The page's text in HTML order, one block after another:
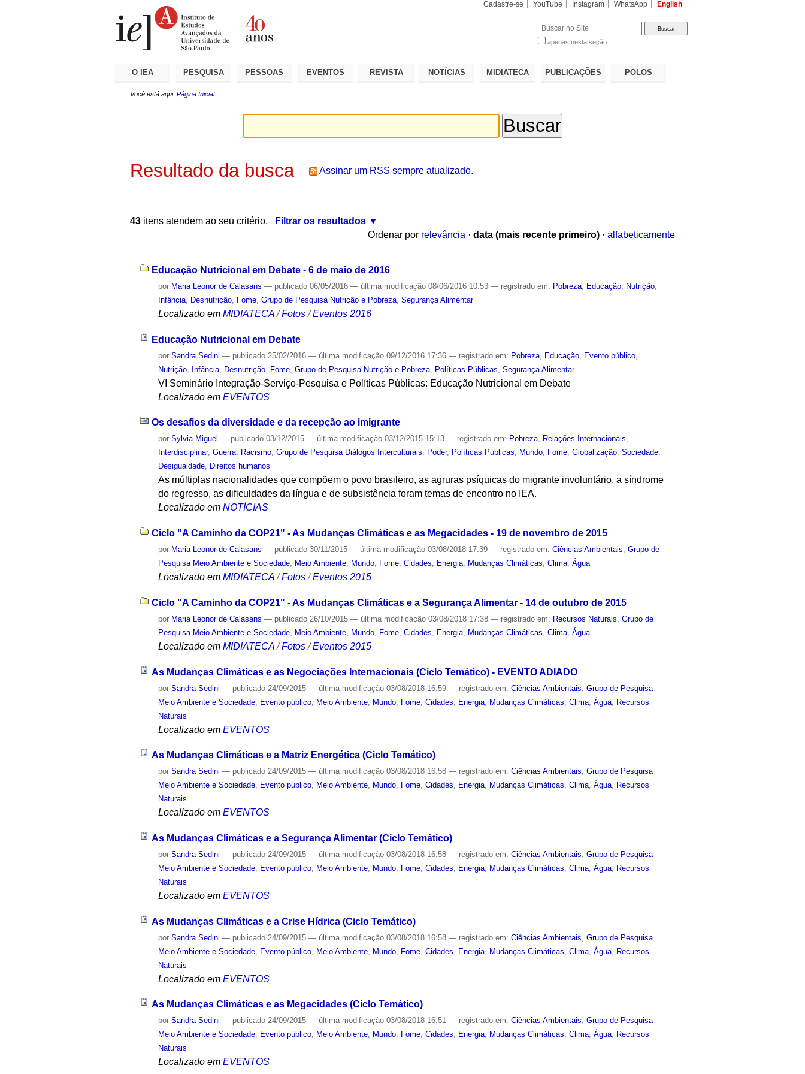
Cadastre-se YouTube Instagram WhatsApp English
apenas nesta seção
O IEA PESQUISA PESSOAS EVENTOS REVISTA NOTÍCIAS MIDIATECA PUBLICAÇÕES POLOS
Você está aqui: Página Inicial
Resultado da busca Assinar um RSS sempre atualizado.
43 itens atendem ao seu critério.
Filtrar os resultados
Ordenar por relevância · data (mais recente primeiro) · alfabeticamente
Educação Nutricional em Debate - 6 de maio de 2016
por Maria Leonor de Calasans — publicado 06/05/2016— última modificação 08/06/2016 10:53— registrado em: Pobreza Educação Nutrição
Infância
Desnutrição Fome ,Grupo de Pesquisa Nutrição e Pobreza ,Segurança Alimentar
Localizado em MIDIATECA /Fotos /Eventos 2016
Educação Nutricional em Debate
porSandra Sedini — publicado 25/02/2016— última modificação 09/12/2016 17:36— registrado em: Pobreza Educação Evento público
Nutrição Infância Desnutrição Fome ,Grupo de Pesquisa Nutrição e Pobreza Políticas Públicas ,Segurança Alimentar
VI Seminário Integração-Serviço-Pesquisa e Políticas Públicas: Educação Nutricional em Debate
Localizado em EVENTOS
Os desafios da diversidade e da recepção ao imigrante
porSylvia Miguel — publicado 03/12/2015— última modificação 03/12/2015 15:13— registrado em: Pobreza, Relações Internacionais,
Interdisciplinar,Guerra, Racismo,Grupo de Pesquisa Diálogos Interculturais, Poder, Políticas Públicas, Mundo, Fome,Globalização,Sociedade,
Desigualdade, Direitos humanos
As múltiplas nacionalidades que compõem o povo brasileiro, as agruras psíquicas do migrante involuntário, a síndrome
do regresso, as dificuldades da língua e de subsistência foram temas de encontro no IEA.
Localizado em NOTÍCIAS
Ciclo "A Caminho da COP21" - As Mudanças Climáticas e as Megacidades - 19 de novembro de 2015
por Maria Leonor de Calasans — publicado 30/11/2015— última modificação 03/08/2018 17:39— registrado em:Ciências Ambientais,Grupo de
Pesquisa Meio Ambiente e Sociedade, Meio Ambiente, Mundo, Fome,Cidades, Energia, Mudanças Climáticas,Clima,Água
Localizado em MIDIATECA /Fotos /Eventos 2015
Ciclo "A Caminho da COP21" - As Mudanças Climáticas e a Segurança Alimentar - 14 de outubro de 2015
por Maria Leonor de Calasans — publicado 26/10/2015— última modificação 03/08/2018 17:38— registrado em: Recursos Naturais ,Grupo de
Pesquisa Meio Ambiente e Sociedade
Meio Ambiente Mundo Fome ,Cidades Energia Mudanças Climáticas ,Clima ,Água
Localizado em MIDIATECA /Fotos /Eventos 2015
As Mudanças Climáticas e as Negociações Internacionais (Ciclo Temático) - EVENTO ADIADO
porSandra Sedini — publicado 24/09/2015— última modificação 03/08/2018 16:59— registrado em:Ciências Ambientais ,Grupo de Pesquisa
Meio Ambiente e Sociedade Evento público Meio Ambiente Mundo Fome ,Cidades Energia Mudanças Climáticas ,Clima ,Água Recursos
Naturais
Localizado em EVENTOS
As Mudanças Climáticas e a Matriz Energética (Ciclo Temático)
porSandra Sedini — publicado 24/09/2015— última modificação 03/08/2018 16:58— registrado em:Ciências Ambientais,Grupo de Pesquisa
Meio Ambiente e Sociedade, Evento público, Meio Ambiente, Mundo, Fome,Cidades, Energia, Mudanças Climáticas,Clima,Água, Recursos
Naturais
Localizado em EVENTOS
As Mudanças Climáticas e a Segurança Alimentar (Ciclo Temático)
porSandra Sedini — publicado 24/09/2015— última modificação 03/08/2018 16:58— registrado em:Ciências Ambientais ,Grupo de Pesquisa
Meio Ambiente e Sociedade
Evento público Meio Ambiente Mundo Fome ,Cidades Energia Mudanças Climáticas ,Clima ,Água
Recursos
Naturais
Localizado em EVENTOS
As Mudanças Climáticas e a Crise Hídrica (Ciclo Temático)
porSandra Sedini — publicado 24/09/2015— última modificação 03/08/2018 16:58— registrado em:Ciências Ambientais ,Grupo de Pesquisa
Meio Ambiente e Sociedade Evento público Meio Ambiente Mundo Fome ,Cidades Energia Mudanças Climáticas ,Clima ,Água Recursos
Naturais
Localizado em EVENTOS
As Mudanças Climáticas e as Megacidades (Ciclo Temático)
porSandra Sedini — publicado 24/09/2015— última modificação 03/08/2018 16:51— registrado em:Ciências Ambientais,Grupo de Pesquisa
Meio Ambiente e Sociedade, Evento público, Meio Ambiente, Mundo, Fome,Cidades, Energia, Mudanças Climáticas,Clima,Água, Recursos
Naturais
Localizado em EVENTOS